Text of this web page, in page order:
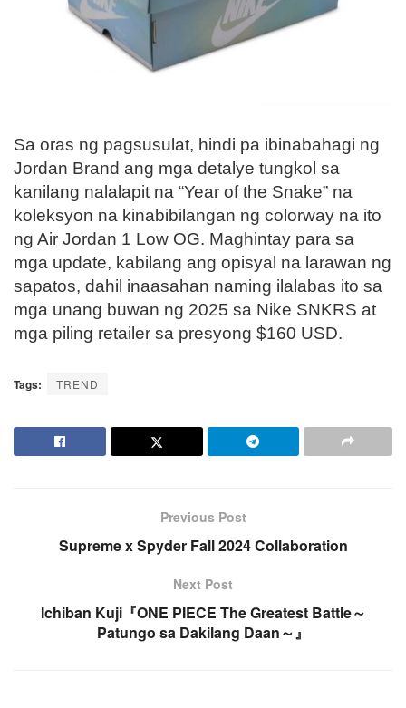
Sa oras ng pagsusulat, hindi pa ibinabahagi ng
Jordan Brand ang mga detalye tungkol sa
kanilang nalalapit na “Year of the Snake” na
koleksyon na kinabibilangan ng colorway na ito
ng Air Jordan 1 Low OG. Maghintay para sa
mga update, kabilang ang opisyal na larawan ng
sapatos, dahil inaasahan naming ilalabas ito sa
mga unang buwan ng 2025 sa Nike SNKRS at
mga piling retailer sa presyong $160 USD.
Tags: TREND
Previous Post
Supreme x Spyder Fall 2024 Collaboration
Next Post
Ichiban Kuji『ONE PIECE The Greatest Battle～
Patungo sa Dakilang Daan～』